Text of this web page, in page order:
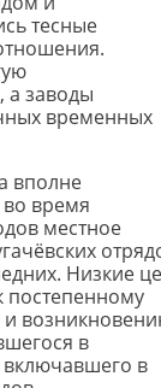
тесные
а заводы
временных
вполне
время
местное
Низкие
постепенному
и
в
включавшего в